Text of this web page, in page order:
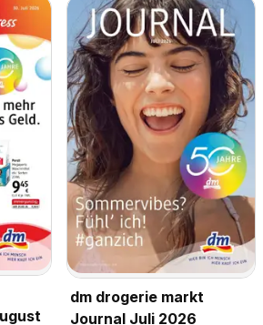
dm drogerie markt
Journal Juli 2026